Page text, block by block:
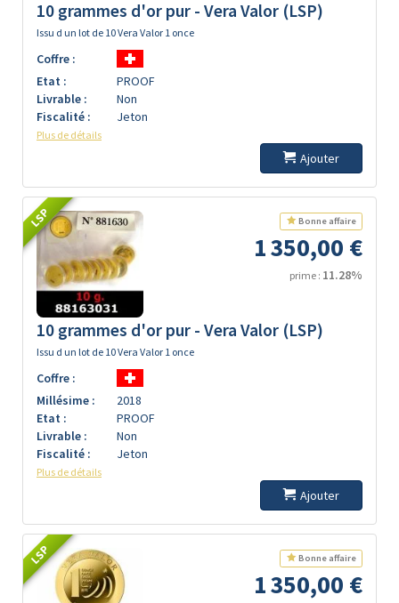
10 grammes d'or pur - Vera Valor (LSP)
Issu d un lot de 10 Vera Valor 1 once
Coffre :
Etat :
PROOF
Livrable :
Non
Fiscalité :
Jeton
Plus de détails
Ajouter
LSP Bonne affaire
1 350,00 €
prime : 11.28%
10 grammes d'or pur - Vera Valor (LSP)
Issu d un lot de 10 Vera Valor 1 once
Coffre :
Millésime :
2018
Etat :
PROOF
Livrable :
Non
Fiscalité :
Jeton
Plus de détails
Ajouter
LSP Bonne affaire
1 350,00 €